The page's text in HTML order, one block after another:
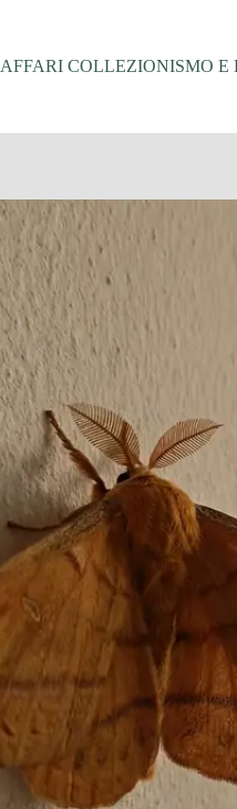
AFFARI COLLEZIONISMO E